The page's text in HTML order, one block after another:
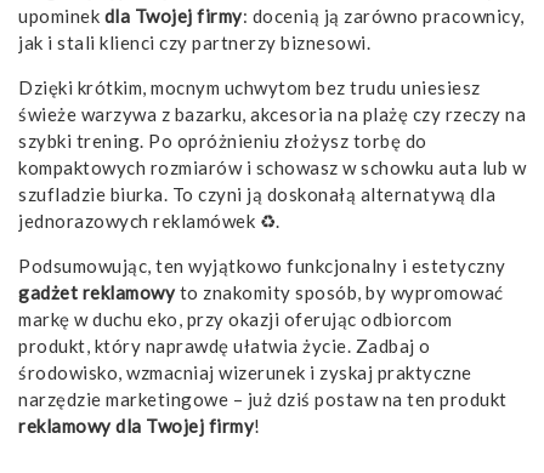
upominek dla Twojej firmy: docenią ją zarówno pracownicy,
jak i stali klienci czy partnerzy biznesowi.
Dzięki krótkim, mocnym uchwytom bez trudu uniesiesz
świeże warzywa z bazarku, akcesoria na plażę czy rzeczy na
szybki trening. Po opróżnieniu złożysz torbę do
kompaktowych rozmiarów i schowasz w schowku auta lub w
szufladzie biurka. To czyni ją doskonałą alternatywą dla
jednorazowych reklamówek ♻️.
Podsumowując, ten wyjątkowo funkcjonalny i estetyczny
gadżet reklamowyto znakomity sposób, by wypromować
markę w duchu eko, przy okazji oferując odbiorcom
produkt, który naprawdę ułatwia życie. Zadbaj o
środowisko, wzmacniaj wizerunek i zyskaj praktyczne
narzędzie marketingowe – już dziś postaw na ten produkt
reklamowydla Twojej firmy!